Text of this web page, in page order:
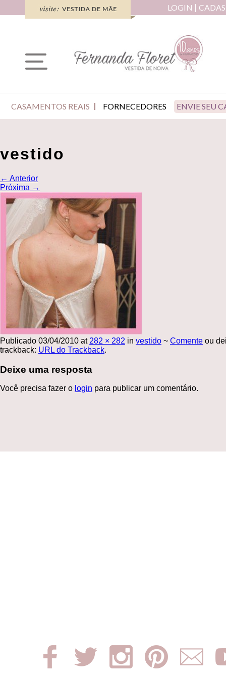
LOGIN
CASAMENTOS REAIS FORNECEDORES ENVIE SEU
vestido
← Anterior
Próxima →
Publicado 03/04/2010 at 282 × 282 in vestido ~ Comente ou
trackback: URL do Trackback.
Deixe uma resposta
Você precisa fazer o login para publicar um comentário.